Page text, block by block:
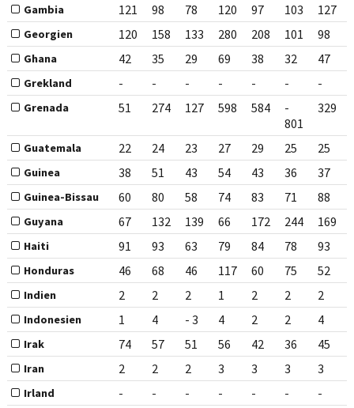
Gambia 121 98 78 120 97 103 127
Georgien 120 158 133 280 208 101 98
Ghana 42 35 29 69 38 32 47
Grekland - - - - - - -
Grenada 51 274 127 598 584
-
801
329
Guatemala 22 24 23 27 29 25 25
Guinea 38 51 43 54 43 36 37
Guinea-Bissau 60 80 58 74 83 71 88
Guyana 67 132 139 66 172 244 169
Haiti 91 93 63 79 84 78 93
Honduras 46 68 46 117 60 75 52
Indien 2 2 2 1 2 2 2
Indonesien 1 4 - 3 4 2 2 4
Irak 74 57 51 56 42 36 45
Iran 2 2 2 3 3 3 3
Irland - - - - - - -